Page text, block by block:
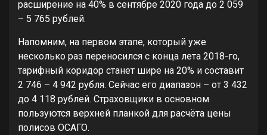
расширение на 40% в сентябре 2020 года до 2 059
– 5 765 рублей.
Напомним, на первом этапе, который уже
несколько раз переносился с конца лета 2018-го,
тарифный коридор станет шире на 20% и составит
2 746 – 4 942 рубля. Сейчас его диапазон – от 3 432
до 4 118 рублей. Страховщики в основном
пользуются верхней планкой для расчёта цены
полисов ОСАГО.